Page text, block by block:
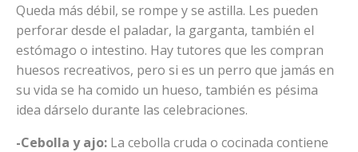
Queda más débil, se rompe y se astilla. Les pueden
perforar desde el paladar, la garganta, también el
estómago o intestino. Hay tutores que les compran
huesos recreativos, pero si es un perro que jamás en
su vida se ha comido un hueso, también es pésima
idea dárselo durante las celebraciones.
-Cebolla y ajo: La cebolla cruda o cocinada contiene